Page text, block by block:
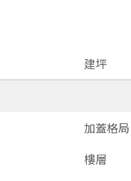
建坪
加蓋格局
樓層